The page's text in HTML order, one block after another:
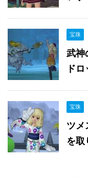
宝珠
武神
ド
宝珠
ツメ
を取